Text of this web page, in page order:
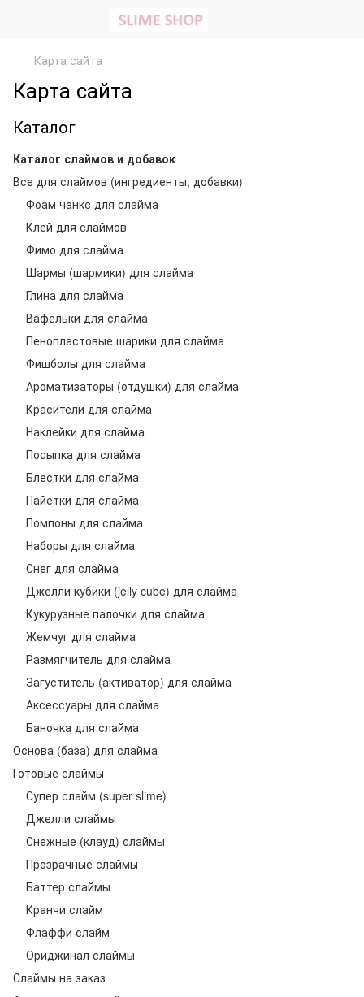
Карта сайта
Карта сайта
Каталог
Каталог слаймов и добавок
Все для слаймов (ингредиенты, добавки)
Фоам чанкс для слайма
Клей для слаймов
Фимо для слайма
Шармы (шармики) для слайма
Глина для слайма
Вафельки для слайма
Пенопластовые шарики для слайма
Фишболы для слайма
Ароматизаторы (отдушки) для слайма
Красители для слайма
Наклейки для слайма
Посыпка для слайма
Блестки для слайма
Пайетки для слайма
Помпоны для слайма
Наборы для слайма
Снег для слайма
Джелли кубики (jelly cube) для слайма
Кукурузные палочки для слайма
Жемчуг для слайма
Размягчитель для слайма
Загуститель (активатор) для слайма
Аксессуары для слайма
Баночка для слайма
Основа (база) для слайма
Готовые слаймы
Супер слайм (super slime)
Джелли слаймы
Снежные (клауд) слаймы
Прозрачные слаймы
Баттер слаймы
Кранчи слайм
Флаффи слайм
Ориджинал слаймы
Слаймы на заказ